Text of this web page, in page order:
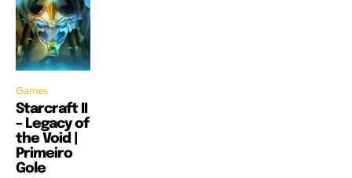
Games
Starcraft II
– Legacy of
the Void |
Primeiro
Gole